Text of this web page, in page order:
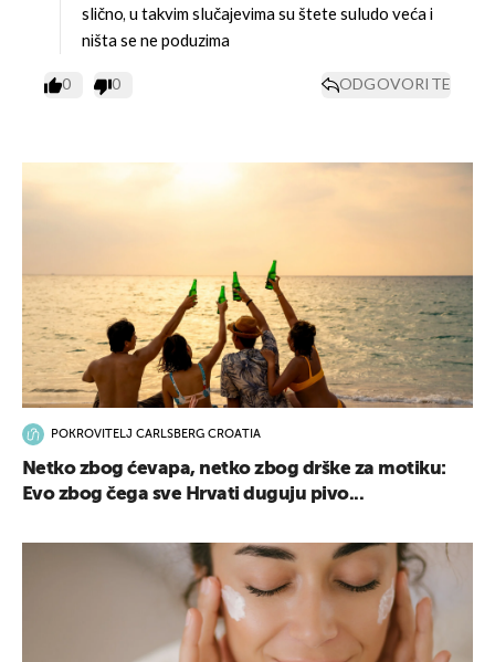
slično, u takvim slučajevima su štete suludo veća i
ništa se ne poduzima
0 0 ODGOVORITE
POKROVITELJ CARLSBERG CROATIA
Netko zbog ćevapa, netko zbog drške za motiku:
Evo zbog čega sve Hrvati duguju pivo...